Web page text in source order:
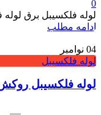
0
لوله فلکسیبل برق
ادامه مطلب
04 نوامبر
لوله فلکسیبل
لوله فلکسیبل روکش